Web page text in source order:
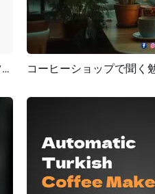
アニメと現実を融合させた少年がアニメの駅でスーツケースとコーヒーを持っている プレビュー